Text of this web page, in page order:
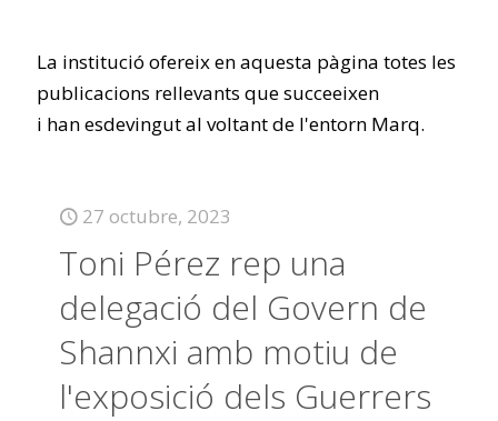
La institució ofereix en aquesta pàgina totes les
publicacions rellevants que succeeixen
i han esdevingut al voltant de l'entorn Marq.
27 octubre, 2023
Toni Pérez rep una
delegació del Govern de
Shannxi amb motiu de
l'exposició dels Guerrers